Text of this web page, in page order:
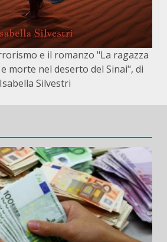
e il romanzo "La ragazza
morte nel deserto del Sinai", di
Isabella Silvestri